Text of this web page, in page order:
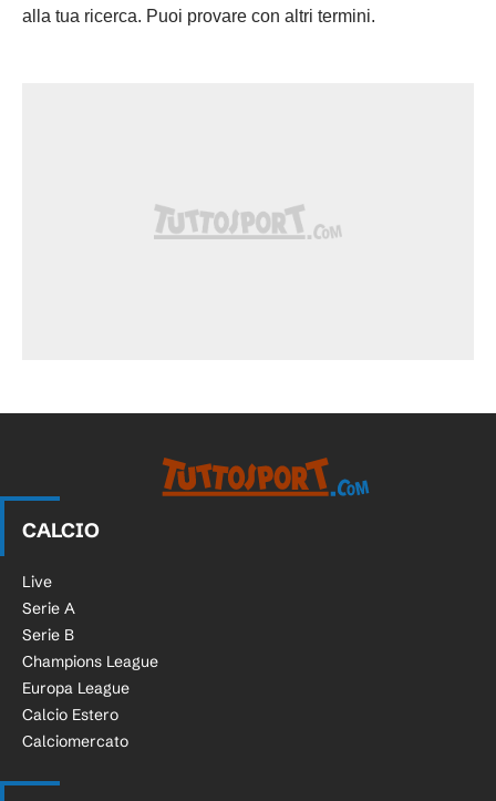
alla tua ricerca. Puoi provare con altri termini.
CALCIO
Live
Serie A
Serie B
Champions League
Europa League
Calcio Estero
Calciomercato